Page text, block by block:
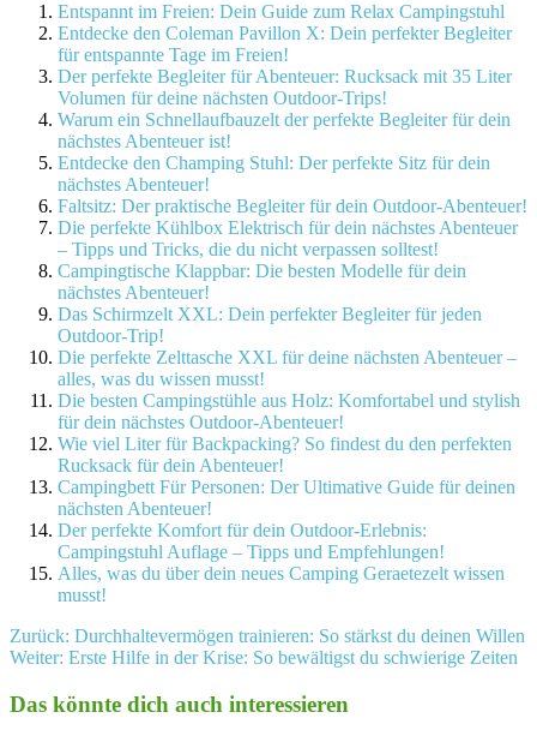
Entspannt im Freien: Dein Guide zum Relax Campingstuhl
Entdecke den Coleman Pavillon X: Dein perfekter Begleiter
für entspannte Tage im Freien!
Der perfekte Begleiter für Abenteuer: Rucksack mit 35 Liter
Volumen für deine nächsten Outdoor-Trips!
Warum ein Schnellaufbauzelt der perfekte Begleiter für dein
nächstes Abenteuer ist!
Entdecke den Champing Stuhl: Der perfekte Sitz für dein
nächstes Abenteuer!
Faltsitz: Der praktische Begleiter für dein Outdoor-Abenteuer!
Die perfekte Kühlbox Elektrisch für dein nächstes Abenteuer
– Tipps und Tricks, die du nicht verpassen solltest!
Campingtische Klappbar: Die besten Modelle für dein
nächstes Abenteuer!
Das Schirmzelt XXL: Dein perfekter Begleiter für jeden
Outdoor-Trip!
Die perfekte Zelttasche XXL für deine nächsten Abenteuer –
alles, was du wissen musst!
Die besten Campingstühle aus Holz: Komfortabel und stylish
für dein nächstes Outdoor-Abenteuer!
Wie viel Liter für Backpacking? So findest du den perfekten
Rucksack für dein Abenteuer!
Campingbett Für Personen: Der Ultimative Guide für deinen
nächsten Abenteuer!
Der perfekte Komfort für dein Outdoor-Erlebnis:
Campingstuhl Auflage – Tipps und Empfehlungen!
Alles, was du über dein neues Camping Geraetezelt wissen
musst!
Beitragsnavigation
Zurück: Durchhaltevermögen trainieren: So stärkst du deinen Willen
Weiter: Erste Hilfe in der Krise: So bewältigst du schwierige Zeiten
Das könnte dich auch interessieren